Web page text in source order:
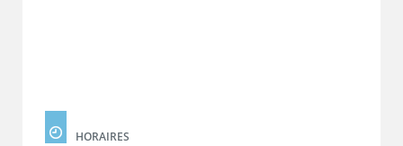
HORAIRES